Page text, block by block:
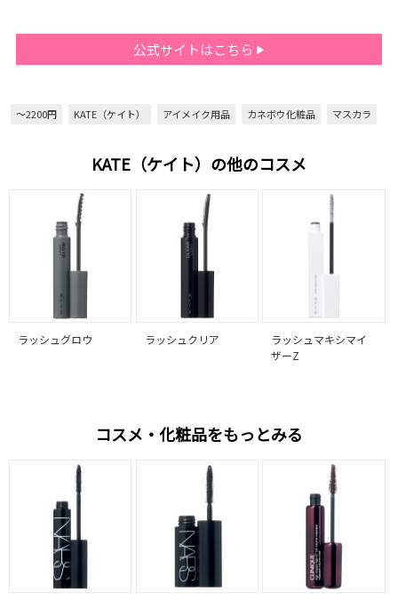
公式サイトはこちら
～2200円 KATE（ケイト） アイメイク用品 カネボウ化粧品 マスカラ
KATE（ケイト）の他のコスメ
ラッシュグロウ ラッシュクリア
ラッシュマキシマイ
ザーZ
コスメ・化粧品をもっとみる